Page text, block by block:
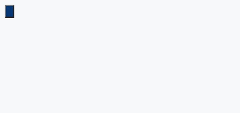
Zum
Inhalt